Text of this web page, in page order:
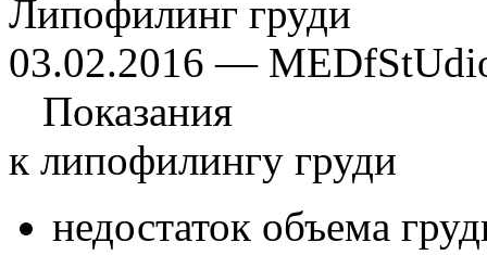
Липофилинг груди
03.02.2016 —
Показания
к липофилингу груди
недостаток объема